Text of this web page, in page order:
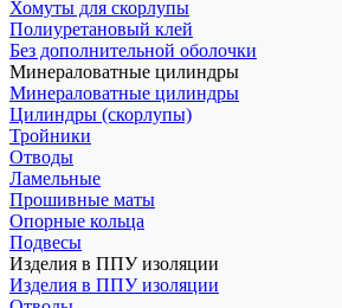
Хомуты для скорлупы
Полиуретановый клей
Без дополнительной оболочки
Минераловатные цилиндры
Минераловатные цилиндры
Цилиндры (скорлупы)
Тройники
Отводы
Ламельные
Прошивные маты
Опорные кольца
Подвесы
Изделия в ППУ изоляции
Изделия в ППУ изоляции